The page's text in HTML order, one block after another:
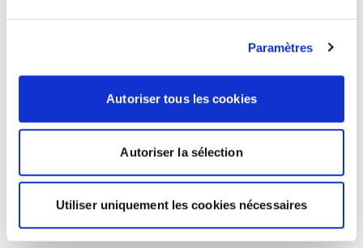
Paramètres
Autoriser tous les cookies
Autoriser la sélection
Utiliser uniquement les cookies nécessaires